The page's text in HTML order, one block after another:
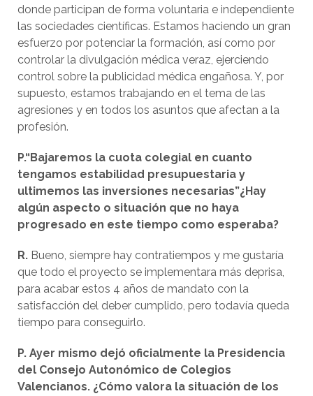
donde participan de forma voluntaria e independiente
las sociedades científicas. Estamos haciendo un gran
esfuerzo por potenciar la formación, así como por
controlar la divulgación médica veraz, ejerciendo
control sobre la publicidad médica engañosa. Y, por
supuesto, estamos trabajando en el tema de las
agresiones y en todos los asuntos que afectan a la
profesión.
P.“Bajaremos la cuota colegial en cuanto
tengamos estabilidad presupuestaria y
ultimemos las inversiones necesarias”¿Hay
algún aspecto o situación que no haya
progresado en este tiempo como esperaba?
R. Bueno, siempre hay contratiempos y me gustaría
que todo el proyecto se implementara más deprisa,
para acabar estos 4 años de mandato con la
satisfacción del deber cumplido, pero todavía queda
tiempo para conseguirlo.
P. Ayer mismo dejó oficialmente la Presidencia
del Consejo Autonómico de Colegios
Valencianos. ¿Cómo valora la situación de los